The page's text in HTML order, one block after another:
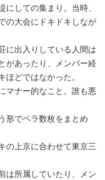
にしての集まり。当時、
の大会にドキドキしなが
に出入りしている人間は
があったり、メンバー経
どではなかった。
マナー的なこと。誰も悪
形でペラ数枚をまとめ
の上京に合わせて東京三
は所属していたり、メン